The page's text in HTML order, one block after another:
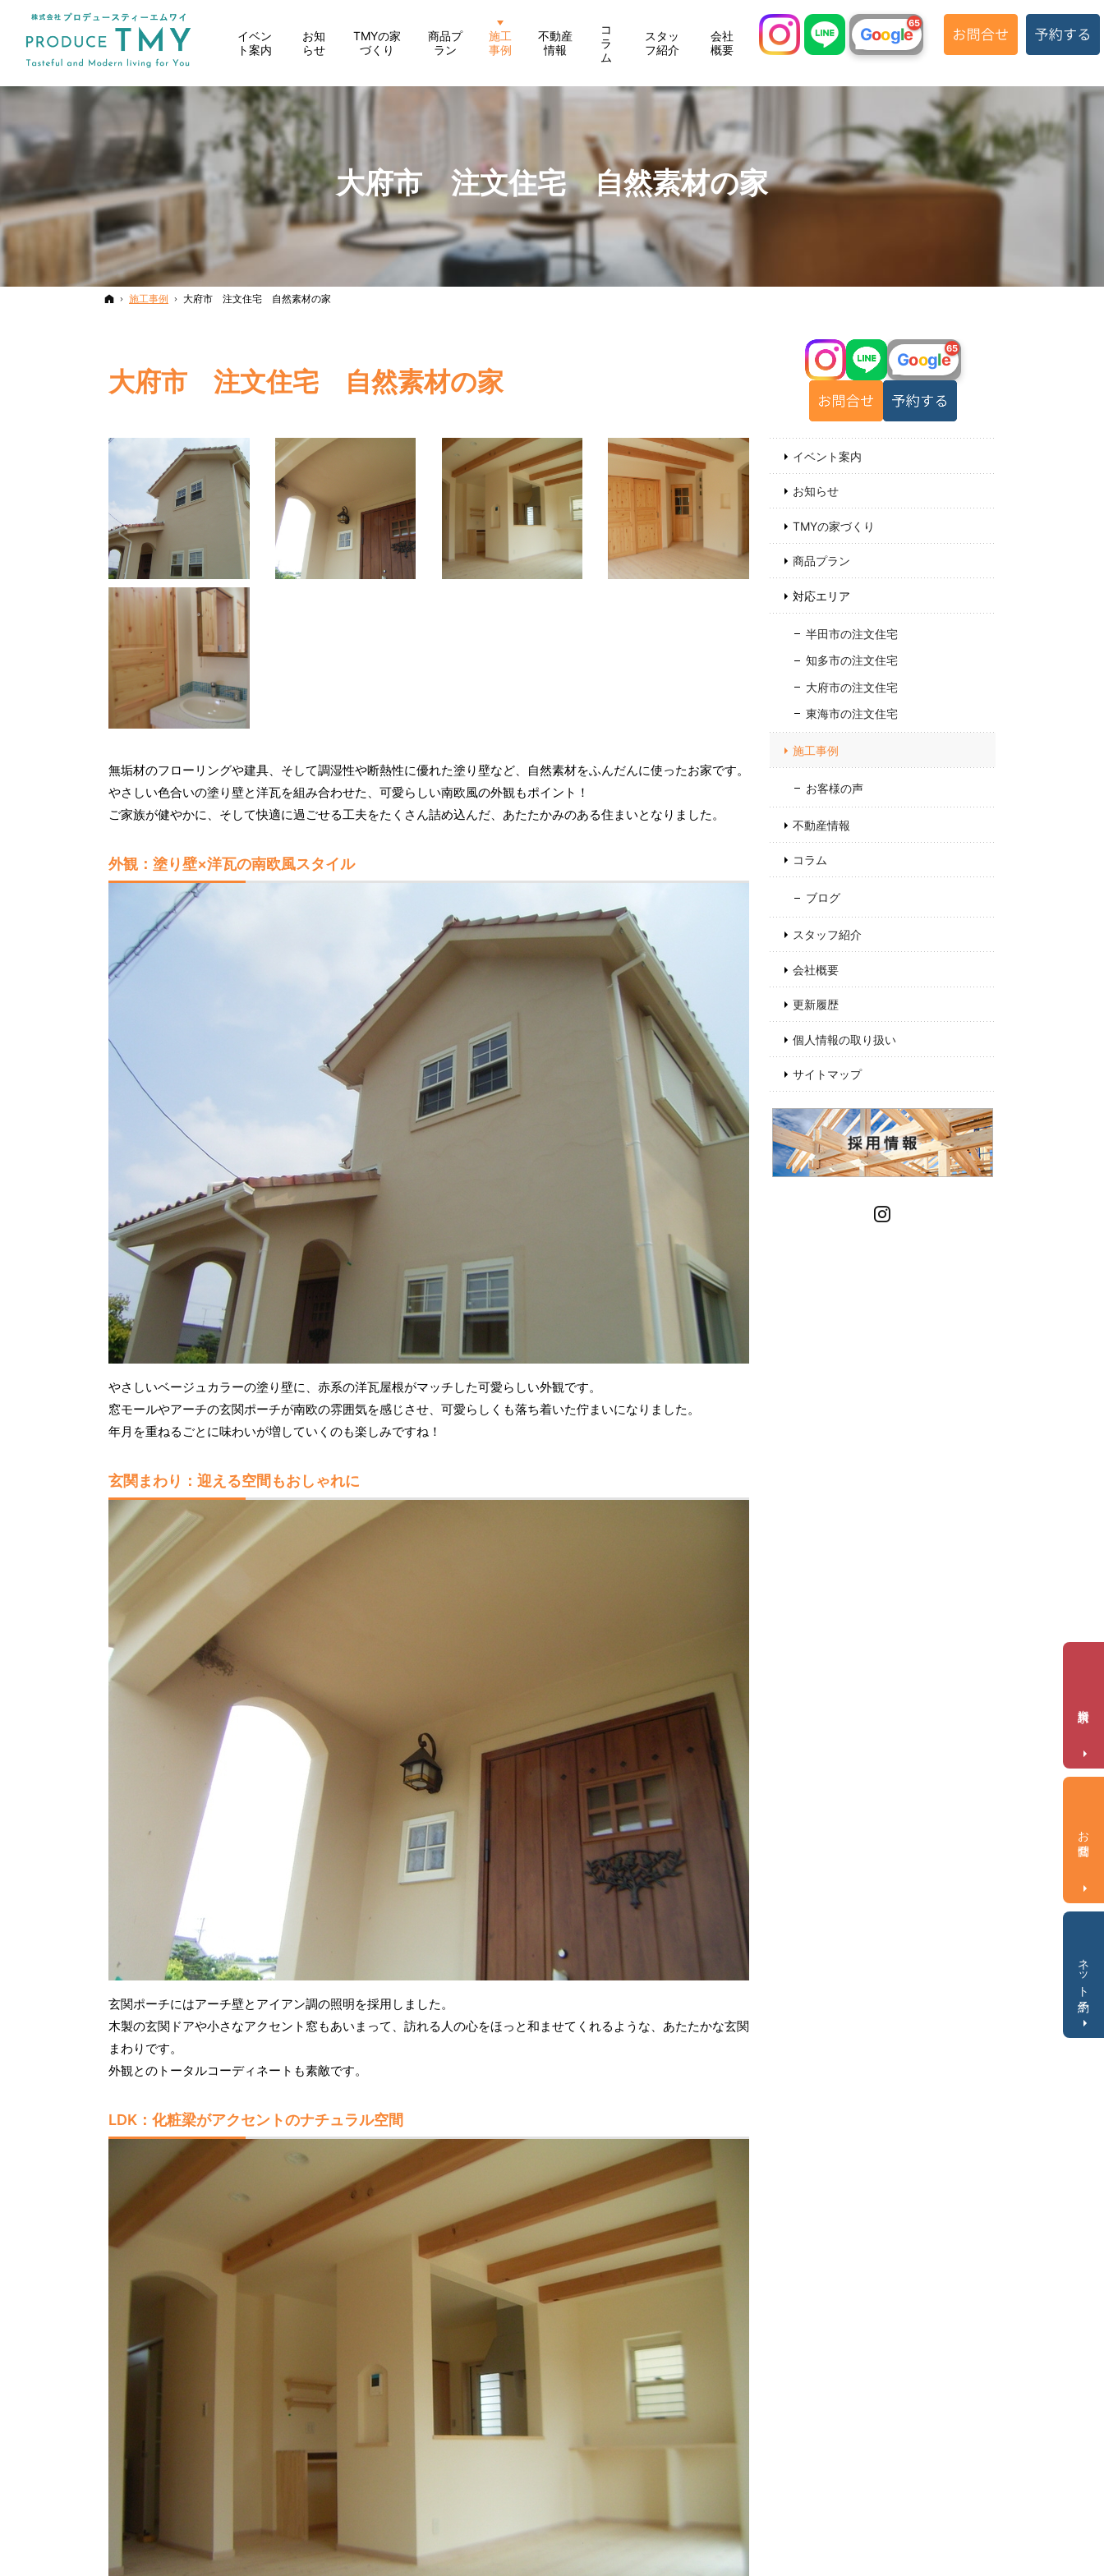
大府市 注文住宅 自然素材の家
ホーム
施工事例 大府市 注文住宅 自然素材の家
大府市 注文住宅 自然素材の家
無垢材のフローリングや建具、そして調湿性や断熱性に優れた塗り壁など、自然素材をふんだんに使ったお家です。
やさしい色合いの塗り壁と洋瓦を組み合わせた、可愛らしい南欧風の外観もポイント！
ご家族が健やかに、そして快適に過ごせる工夫をたくさん詰め込んだ、あたたかみのある住まいとなりました。
外観：塗り壁×洋瓦の南欧風スタイル
やさしいベージュカラーの塗り壁に、赤系の洋瓦屋根がマッチした可愛らしい外観です。
窓モールやアーチの玄関ポーチが南欧の雰囲気を感じさせ、可愛らしくも落ち着いた佇まいになりました。
年月を重ねるごとに味わいが増していくのも楽しみですね！
玄関まわり：迎える空間もおしゃれに
玄関ポーチにはアーチ壁とアイアン調の照明を採用しました。
木製の玄関ドアや小さなアクセント窓もあいまって、訪れる人の心をほっと和ませてくれるような、あたたかな玄関
まわりです。
外観とのトータルコーディネートも素敵です。
LDK：化粧梁がアクセントのナチュラル空間
Google
65
イベント案内
お知らせ
TMYの家づくり
商品プラン
対応エリア
半田市の注文住宅
知多市の注文住宅
大府市の注文住宅
東海市の注文住宅
施工事例
お客様の声
不動産情報
コラム
ブログ
スタッフ紹介
会社概要
更新履歴
個人情報の取り扱い
サイトマップ
イベン
ト案内
お知
らせ
TMYの家
づくり
商品プ
ラン
施工
事例
不動産
情報
コ
ラ
ム
スタッ
フ紹介
会社
概要
Google
65
お問合せ
ネット予約